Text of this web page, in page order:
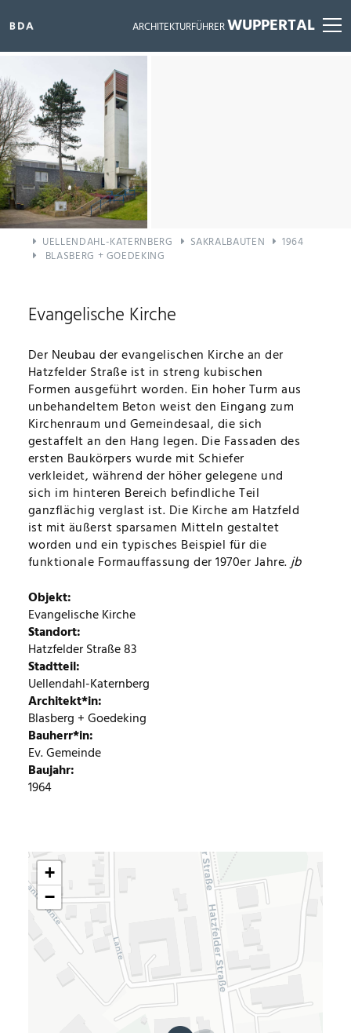
ARCHITEKTURFÜHRERWUPPERTAL
ALLE BAUWERKE ANZEIGEN
FILTER ZURÜCKSETZEN
ÜBERSICHTSKARTE
VOLLTEXTSUCHE
TIPPS
EDITORIAL
IMPRESSUM
DATENSCHUTZ
UELLENDAHL-KATERNBERG SAKRALBAUTEN
1964
BLASBERG + GOEDEKING
Evangelische Kirche
Der Neubau der evangelischen Kirche an der
Hatzfelder Straße ist in streng kubischen
Formen ausgeführt worden. Ein hoher Turm aus
unbehandeltem Beton weist den Eingang zum
Kirchenraum und Gemeindesaal, die sich
gestaffelt an den Hang legen. Die Fassaden des
ersten Baukörpers wurde mit Schiefer
verkleidet, während der höher gelegene und
sich im hinteren Bereich befindliche Teil
ganzflächig verglast ist. Die Kirche am Hatzfeld
ist mit äußerst sparsamen Mitteln gestaltet
worden und ein typisches Beispiel für die
funktionale Formauffassung der 1970er Jahre.jb
Objekt
Evangelische Kirche
Standort
Hatzfelder Straße 83
Stadtteil
Uellendahl-Katernberg
Architekt*in
Blasberg + Goedeking
Bauherr*in
Ev. Gemeinde
Baujahr
1964
+
−